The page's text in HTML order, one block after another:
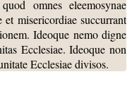
omnes eleemosynae
et misericordiae succurrant
Ideoque nemo digne
Ecclesiae. Ideoque non
Ecclesiae divisos.